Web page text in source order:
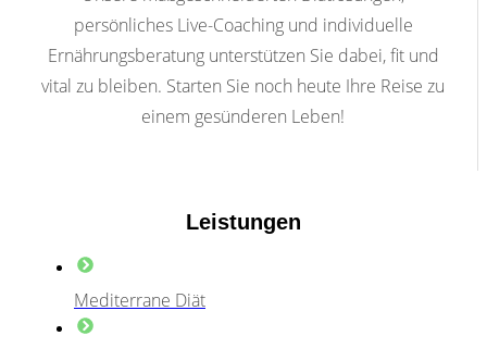
persönliches Live-Coaching und individuelle
Ernährungsberatung unterstützen Sie dabei, fit und
vital zu bleiben. Starten Sie noch heute Ihre Reise zu
einem gesünderen Leben!
Leistungen
Mediterrane Diät